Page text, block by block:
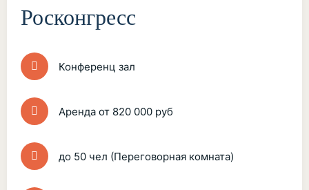
Росконгресс
Конференц зал
Аренда от 820 000 руб
до 50 чел (Переговорная комната)